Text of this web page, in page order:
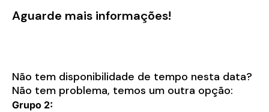
Aguarde mais informações!
Não tem disponibilidade de tempo nesta data?
Não tem problema, temos um outra opção:
Grupo 2: